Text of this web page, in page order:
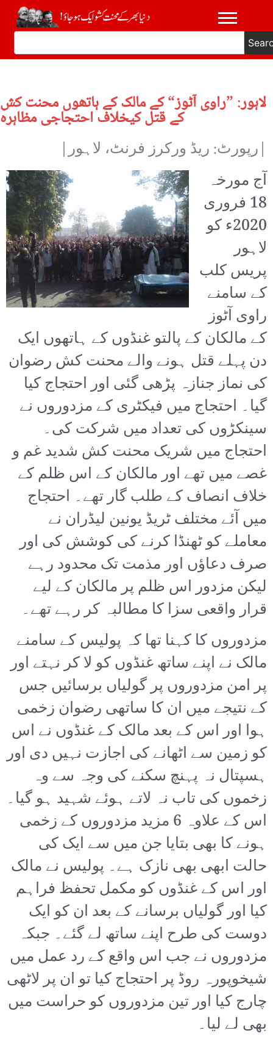
لاہور: ”راوی آٹوز“ کے مالک کے ہاتھوں محنت کش
کے قتل کیخلاف احتجاجی مظاہرہ
|رپورٹ: ریڈ ورکرز فرنٹ، لاہور|
آج مورخہ
18 فروری
2020ء کو
لاہور
پریس کلب
کے سامنے
راوی آٹوز
کے مالکان کے پالتو غنڈوں کے ہاتھوں ایک
دن پہلے قتل ہونے والے محنت کش رضوان
کی نماز جنازہ پڑھی گئی اور احتجاج کیا
گیا۔ احتجاج میں فیکٹری کے مزدوروں نے
سینکڑوں کی تعداد میں شرکت کی۔
احتجاج میں شریک محنت کش شدید غم و
غصے میں تھے اور مالکان کے اس ظلم کے
خلاف انصاف کے طلب گار تھے۔ احتجاج
میں آئے مختلف ٹریڈ یونین لیڈران نے
معاملے کو ٹھنڈا کرنے کی کوشش کی اور
صرف دعاؤں اور مذمت تک محدود رہے
لیکن مزدور اس ظلم پر مالکان کے لیے
قرار واقعی سزا کا مطالبہ کر رہے تھے۔
مزدوروں کا کہنا تھا کہ پولیس کے سامنے
مالک نے اپنے ساتھ غنڈوں کو لا کر نہتے اور
پر امن مزدوروں پر گولیاں برسائیں جس
کے نتیجے میں ان کا ساتھی رضوان زخمی
ہوا اور اس کے بعد مالک کے غنڈوں نے اس
کو زمین سے اٹھانے کی اجازت نہیں دی اور
ہسپتال نہ پہنچ سکنے کی وجہ سے وہ
زخموں کی تاب نہ لاتے ہوئے شہید ہو گیا۔
اس کے علاوہ 6 مزید مزدوروں کے زخمی
ہونے کا بھی بتایا جن میں سے ایک کی
حالت ابھی بھی نازک ہے۔ پولیس نے مالک
اور اس کے غنڈوں کو مکمل تحفظ فراہم
کیا اور گولیاں برسانے کے بعد ان کو ایک
دوست کی طرح اپنے ساتھ لے گئے۔ جبکہ
مزدوروں نے جب اس واقع کے رد عمل میں
شیخوپورہ روڈ پر احتجاج کیا تو ان پر لاٹھی
چارج کیا اور تین مزدوروں کو حراست میں
بھی لے لیا۔